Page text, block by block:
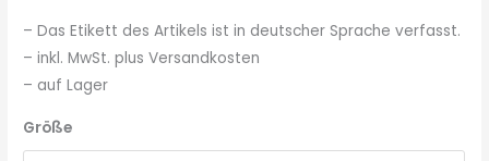
– Das Etikett des Artikels ist in deutscher Sprache verfasst.
– inkl. MwSt. plus Versandkosten
– auf Lager
Größe